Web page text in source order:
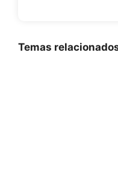
Temas